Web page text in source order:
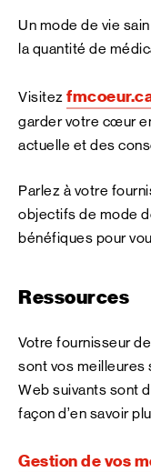
Un mode de vie
la quantité de
Visitez
garder votre cœur
actuelle et des
Parlez à votre
objectifs de mode
bénéfiques pour
Ressources
Votre fournisseur
sont vos meilleures
Web suivants sont
façon d’en savoir
Gestion de vos